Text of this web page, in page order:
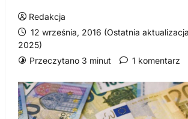
Redakcja
12 września, 2016 (Ostatnia
2025)
Przeczytano 3 minut
1 komentarz